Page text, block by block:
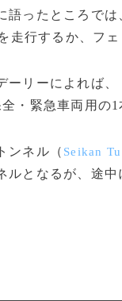
ったところでは
走行するか、フ
リーによれば、
・緊急車両用の1
ンネル（ Seikan
ルとなるが、途